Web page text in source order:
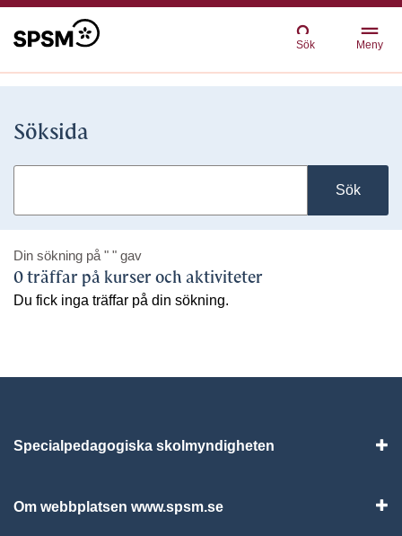
Sök Meny
Söksida
Sök
Din sökning på " " gav
0 träffar på kurser och aktiviteter
Du fick inga träffar på din sökning.
Specialpedagogiska skolmyndigheten
Om webbplatsen www.spsm.se